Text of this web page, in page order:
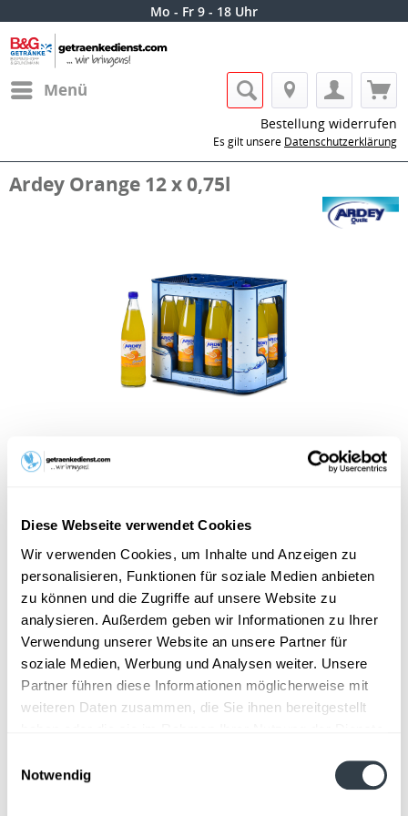
Diese Webseite verwendet Cookies
Wir verwenden Cookies, um Inhalte und Anzeigen zu
personalisieren, Funktionen für soziale Medien anbieten
zu können und die Zugriffe auf unsere Website zu
analysieren. Außerdem geben wir Informationen zu Ihrer
Verwendung unserer Website an unsere Partner für
soziale Medien, Werbung und Analysen weiter. Unsere
Partner führen diese Informationen möglicherweise mit
weiteren Daten zusammen, die Sie ihnen bereitgestellt
Notwendig
Mo - Fr 9 - 18 Uhr
Menü
Bestellung widerrufen
Es gilt unsere Datenschutzerklärung
Ardey Orange 12 x 0,75l
7,99 € *
Vorrätig
MEHRWEG
+3,30 € Pfand
In denWarenkorb
Hinzugefügt
Artikel-Nr.: 36678
Beschreibung